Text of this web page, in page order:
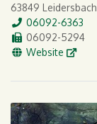
63849 Leidersbach
Tel.
06092-6363
Fax
06092-5294
WWW
Website